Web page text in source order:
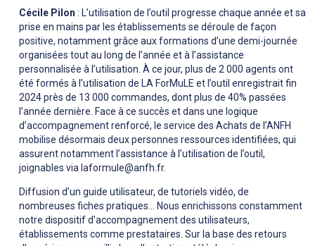
Cécile Pilon : L’utilisation de l’outil progresse chaque année et sa
prise en mains par les établissements se déroule de façon
positive, notamment grâce aux formations d’une demi-journée
organisées tout au long de l’année et à l’assistance
personnalisée à l’utilisation. À ce jour, plus de 2 000 agents ont
été formés à l’utilisation de LA ForMuLE et l’outil enregistrait fin
2024 près de 13 000 commandes, dont plus de 40% passées
l’année dernière. Face à ce succès et dans une logique
d’accompagnement renforcé, le service des Achats de l’ANFH
mobilise désormais deux personnes ressources identifiées, qui
assurent notamment l’assistance à l’utilisation de l’outil,
joignables via laformule@anfh.fr.
Diffusion d’un guide utilisateur, de tutoriels vidéo, de
nombreuses fiches pratiques… Nous enrichissons constamment
notre dispositif d’accompagnement des utilisateurs,
établissements comme prestataires. Sur la base des retours